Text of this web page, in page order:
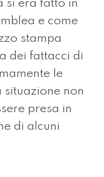
si era fatto in
e come
stampa
dei fattacci di
le
non
presa in
di alcuni